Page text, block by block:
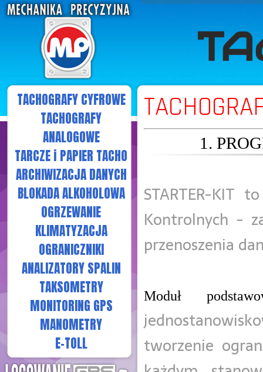
TACHOGRAFY CYFROWE
TACHOGRAFY
ANALOGOWE
TARCZE i PAPIER TACHO
ARCHIWIZACJA DANYCH
BLOKADA ALKOHOLOWA
OGRZEWANIE
KLIMATYZACJA
OGRANICZNIKI
ANALIZATORY SPALIN
TAKSOMETRY
MONITORING GPS
MANOMETRY
E-TOLL
1.
STARTER-KIT
Kontrolnych -
przenoszenia
Moduł
tworzenie